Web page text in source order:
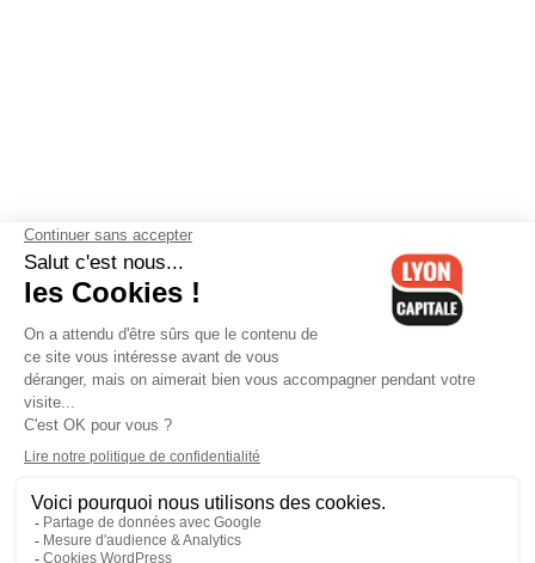
Contactez-nous-Mentions légales-CGV-Politique de
confidentialité-Gestion des cookies